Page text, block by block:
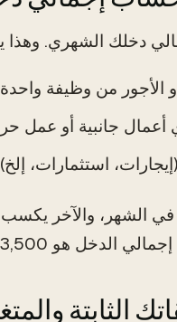
الأجور من وظيفة واحدة
أعمال جانبية أو عمل حر
استثمارات، إلخ)